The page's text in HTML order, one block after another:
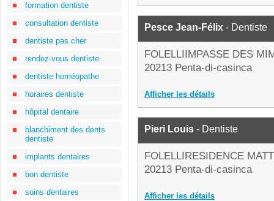
formation dentiste
consultation dentiste
dentiste pas cher
rendez-vous dentiste
dentiste homéopathe
horaires dentiste
hôpital dentaire
blanchiment des dents
dentiste
implants dentaires
bon dentiste
soins dentaires
Pesce Jean-Félix - Dentiste
FOLELLIIMPASSE DES
20213 Penta-di-casinca
Afficher les détails
Pieri Louis - Dentiste
FOLELLIRESIDENCE
20213 Penta-di-casinca
Afficher les détails